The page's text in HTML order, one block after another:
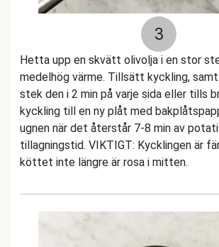
3
Hetta upp en skvätt olivolja i en stor
medelhög värme. Tillsätt kyckling, samt
stek den i 2 min på varje sida eller tills
kyckling till en ny plåt med
ugnen när det återstår 7-8 min av
tillagningstid. VIKTIGT: Kycklingen är
köttet inte längre är rosa i mitten.